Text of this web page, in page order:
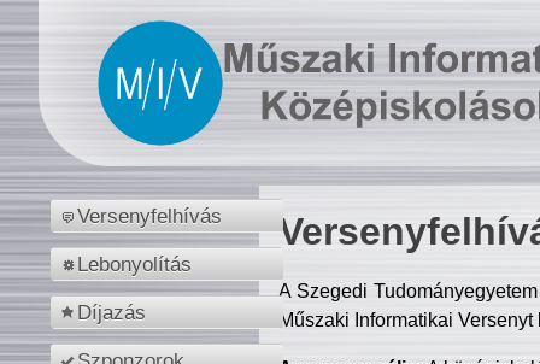
Versenyfelhívás
Lebonyolítás
Díjazás
A Szegedi
Műszaki Informatikai